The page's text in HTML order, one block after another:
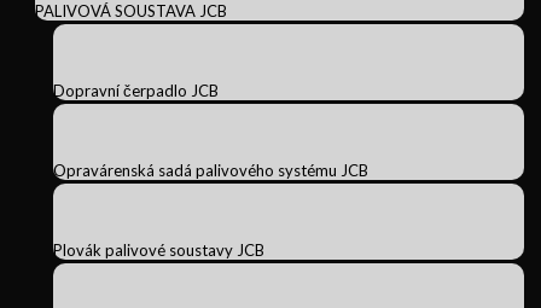
PALIVOVÁ SOUSTAVA JCB
Dopravní čerpadlo JCB
Opravárenská sadá palivového systému JCB
Plovák palivové soustavy JCB